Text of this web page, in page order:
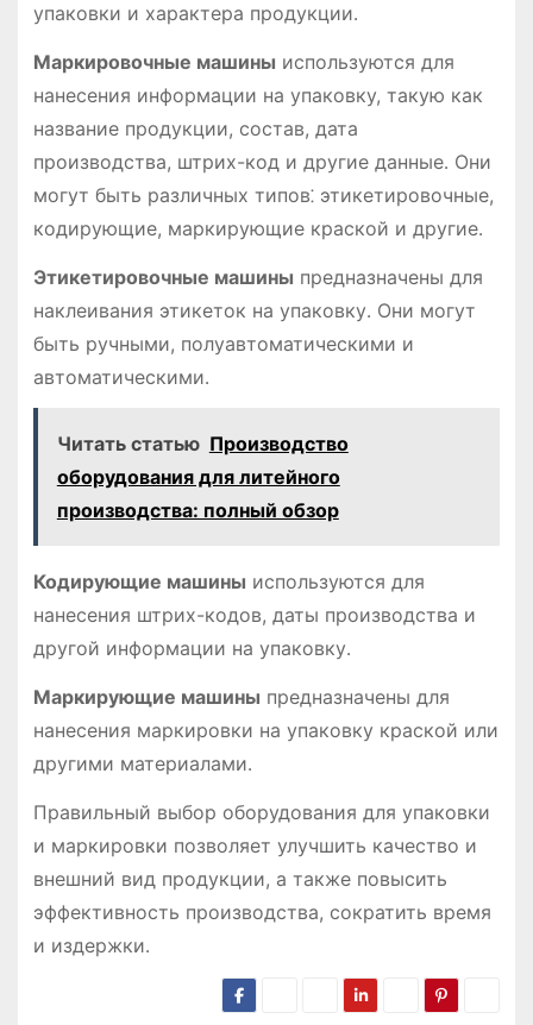
упаковки и характера продукции․
Маркировочные машины используются для
нанесения информации на упаковку, такую как
название продукции, состав, дата
производства, штрих-код и другие данные․ Они
могут быть различных типов⁚ этикетировочные,
кодирующие, маркирующие краской и другие․
Этикетировочные машины предназначены для
наклеивания этикеток на упаковку․ Они могут
быть ручными, полуавтоматическими и
автоматическими․
Читать статью Производство
оборудования для литейного
производства: полный обзор
Кодирующие машины используются для
нанесения штрих-кодов, даты производства и
другой информации на упаковку․
Маркирующие машины предназначены для
нанесения маркировки на упаковку краской или
другими материалами․
Правильный выбор оборудования для упаковки
и маркировки позволяет улучшить качество и
внешний вид продукции, а также повысить
эффективность производства, сократить время
и издержки․